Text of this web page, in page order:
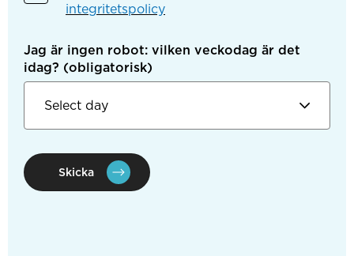
integritetspolicy
Jag är ingen robot: vilken veckodag är det
idag? (obligatorisk)
Skicka